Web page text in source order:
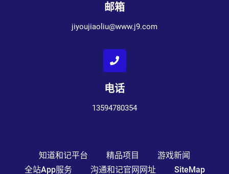
邮箱
jiyoujiaoliu@www.j9.com
电话
13594780354
知道和记平台 精品项目
游戏新闻
全站app服务
沟通和记官网网址 SiteMap